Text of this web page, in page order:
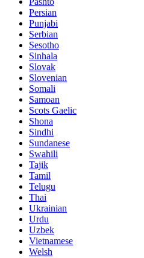
Persian
Punjabi
Serbian
Sesotho
Sinhala
Slovak
Slovenian
Somali
Samoan
Scots Gaelic
Shona
Sindhi
Sundanese
Swahili
Tajik
Tamil
Telugu
Thai
Ukrainian
Urdu
Uzbek
Vietnamese
Welsh